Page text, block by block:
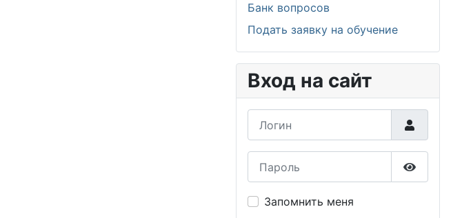
Банк вопросов
Подать заявку на обучение
Вход на сайт
Запомнить меня